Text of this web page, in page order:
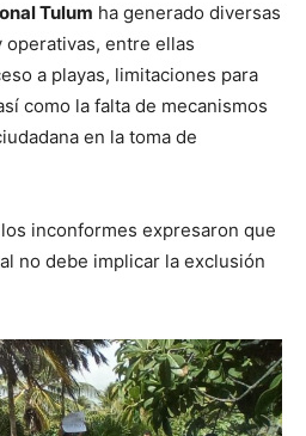
Tulum ha generado diversas
entre ellas
a playas, limitaciones para
como la falta de mecanismos
en la toma de
inconformes expresaron que
no debe implicar la exclusión